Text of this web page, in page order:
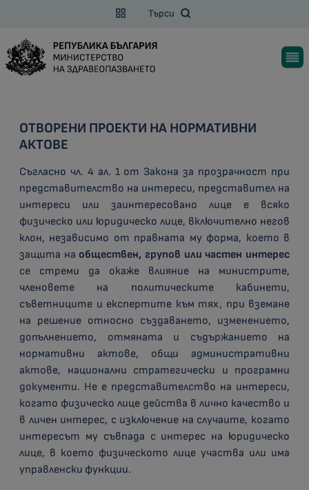
Търси
ОТВОРЕНИ ПРОЕКТИ НА НОРМАТИВНИ
АКТОВЕ
Съгласно чл. 4 ал. 1 от Закона за прозрачност при
представителство на интереси, представител на
интереси или заинтересовано лице е всяко
физическо или юридическо лице, включително негов
клон, независимо от правната му форма, което в
защита на обществен, групов или частен интерес
се стреми да окаже влияние на министрите,
членовете на политическите кабинети,
съветниците и експертите към тях, при вземане
на решение относно създаването, изменението,
допълнението, отмяната и съдържанието на
нормативни актове, общи административни
актове, национални стратегически и програмни
документи. Не е представителство на интереси,
когато физическо лице действа в лично качество и
в личен интерес, с изключение на случаите, когато
интересът му съвпада с интерес на юридическо
лице, в което физическото лице участва или има
управленски функции.